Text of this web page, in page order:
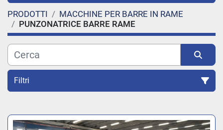
PRODOTTI
MACCHINE PER BARRE IN RAME
PUNZONATRICE BARRE RAME
Filtri